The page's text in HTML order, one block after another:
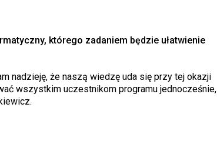
którego zadaniem będzie ułatwienie
nadzieję, że naszą wiedzę uda się przy tej okazji
wszystkim uczestnikom programu jednocześnie,